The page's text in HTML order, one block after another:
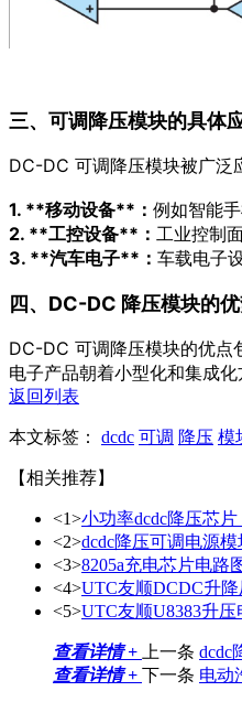
三、可调降压模块的具体
DC-DC 可调降压模块被广泛
1. **移动设备**： 例如智能
2. **工控设备**： 工业控制
3. **汽车电子**： 车载电子
四、DC-DC 降压模块的
DC-DC 可调降压模块的优点
电子产品朝着小型化和集成
返回列表
本文标签： dcdc 可调 降压 模
【相关推荐】
<1>小功率dcdc降压芯片
<2>dcdc降压可调电源模
<3>8205a充电芯片电路
<4>UTC友顺DCDC升
<5>UTC友顺U8383升压
查看详情 + 上一条 dcdc
查看详情 + 下一条 电动